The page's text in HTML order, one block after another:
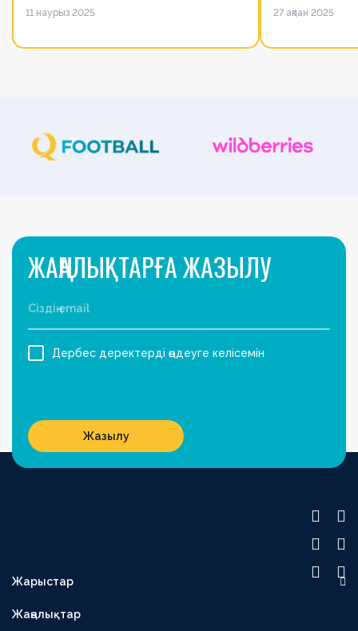
лигалар Бас ассамблеясына
11 наурыз 2025
есімін
27 ақпан 2025
Жарыстар
1XBET БІРІНШІ ЛИГА
Жаңалықтар
ЖАҢАЛЫҚТАРҒА ЖАЗЫЛУ
Дербес деректерді өңдеуге келісемін
Жазылу